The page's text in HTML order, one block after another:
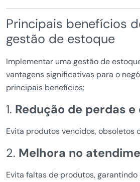
Principais benefícios
gestão de estoque
Implementar uma gestão de
vantagens significativas para o
principais benefícios:
1. Redução de perdas
Evita produtos vencidos, obsoletos
2. Melhora no
Evita faltas de produtos,